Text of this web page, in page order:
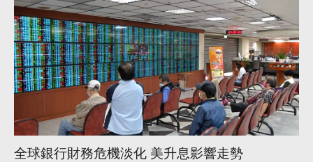
全球銀行財務危機淡化 美升息影響走勢